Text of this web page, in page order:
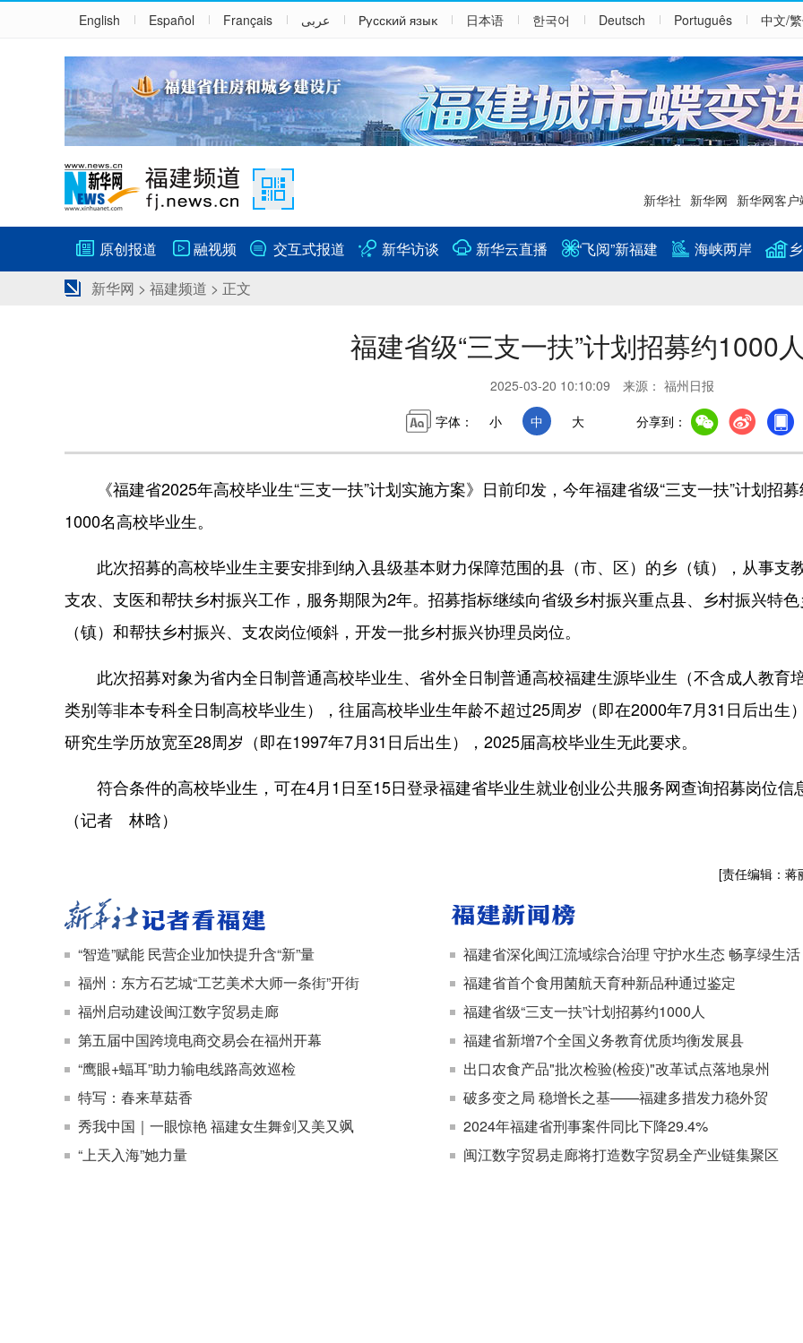
English Español Français عربى Русский язык 日本语 한국어 Deutsch Português 中文/
新华社 新华网 新华网客户
原创报道 融视频 交互式报道 新华访谈 新华云直播 “飞阅”新福建 海峡两岸
新华网 > 福建频道 > 正文
福建省级“三支一扶”计划招募约1000
2025-03-20 10:10:09 来源： 福州日报
字体：
小 中 大 分享到：
《福建省2025年高校毕业生“三支一扶”计划实施方案》日前印发，今年福建省级“三支一扶”计划招
1000名高校毕业生。
此次招募的高校毕业生主要安排到纳入县级基本财力保障范围的县（市、区）的乡（镇），从事支
支农、支医和帮扶乡村振兴工作，服务期限为2年。招募指标继续向省级乡村振兴重点县、乡村振兴特
（镇）和帮扶乡村振兴、支农岗位倾斜，开发一批乡村振兴协理员岗位。
此次招募对象为省内全日制普通高校毕业生、省外全日制普通高校福建生源毕业生（不含成人教育
类别等非本专科全日制高校毕业生），往届高校毕业生年龄不超过25周岁（即在2000年7月31日后出生
研究生学历放宽至28周岁（即在1997年7月31日后出生），2025届高校毕业生无此要求。
符合条件的高校毕业生，可在4月1日至15日登录福建省毕业生就业创业公共服务网查询招募岗位信
（记者 林晗）
[责任编辑：蒋
“智造”赋能 民营企业加快提升含“新”量
福州：东方石艺城“工艺美术大师一条街”开街
福州启动建设闽江数字贸易走廊
第五届中国跨境电商交易会在福州开幕
“鹰眼+蝠耳”助力输电线路高效巡检
特写：春来草菇香
秀我中国｜一眼惊艳 福建女生舞剑又美又飒
“上天入海”她力量
福建省深化闽江流域综合治理 守护水生态 畅享绿生活
福建省首个食用菌航天育种新品种通过鉴定
福建省级“三支一扶”计划招募约1000人
福建省新增7个全国义务教育优质均衡发展县
出口农食产品"批次检验(检疫)"改革试点落地泉州
破多变之局 稳增长之基——福建多措发力稳外贸
2024年福建省刑事案件同比下降29.4%
闽江数字贸易走廊将打造数字贸易全产业链集聚区